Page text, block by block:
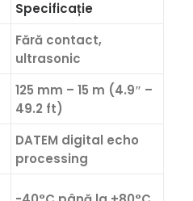
Specificație
Fără contact,
ultrasonic
125 mm – 15 m (4.9″ –
49.2 ft)
DATEM digital echo
processing